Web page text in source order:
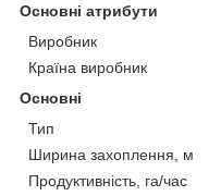
Основні атрибути
Виробник
Країна виробник
Основні
Тип
Ширина захоплення, м
Продуктивність, га/час